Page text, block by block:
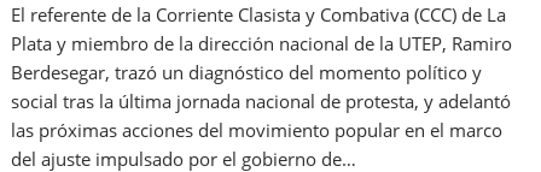
El referente de la Corriente Clasista y Combativa (CCC) de La
Plata y miembro de la dirección nacional de la UTEP, Ramiro
Berdesegar, trazó un diagnóstico del momento político y
social tras la última jornada nacional de protesta, y adelantó
las próximas acciones del movimiento popular en el marco
del ajuste impulsado por el gobierno de…